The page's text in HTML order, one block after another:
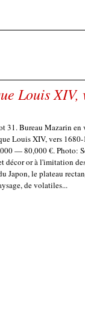
Louis XIV,
31. Bureau Mazarin en
Louis XIV, vers
— 80,000 €. Photo:
décor or à l'imitation
Japon, le plateau
de volatiles...